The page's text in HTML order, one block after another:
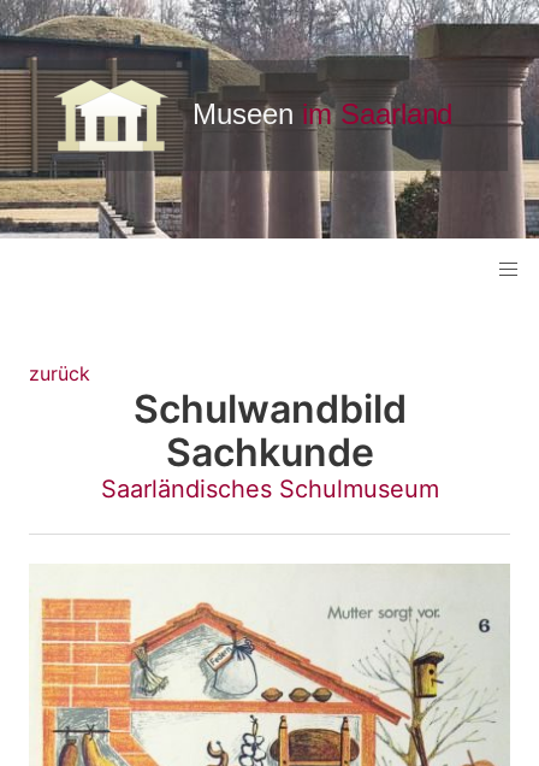
zurück
Schulwandbild
Sachkunde
Saarländisches Schulmuseum